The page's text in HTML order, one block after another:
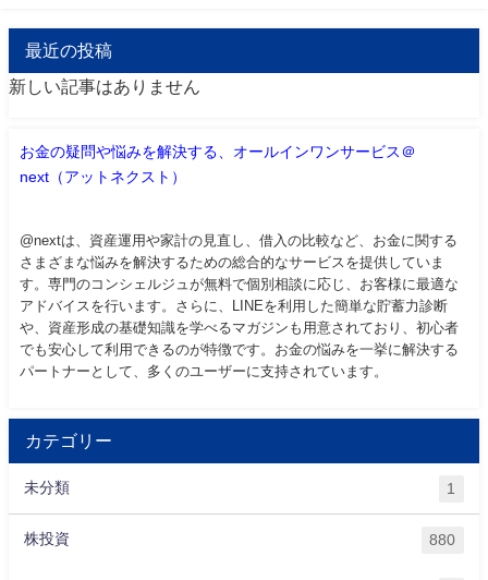
最近の投稿
新しい記事はありません
お金の疑問や悩みを解決する、オールインワンサービス＠
next（アットネクスト）
@nextは、資産運用や家計の見直し、借入の比較など、お金に関する
さまざまな悩みを解決するための総合的なサービスを提供していま
す。専門のコンシェルジュが無料で個別相談に応じ、お客様に最適な
アドバイスを行います。さらに、LINEを利用した簡単な貯蓄力診断
や、資産形成の基礎知識を学べるマガジンも用意されており、初心者
でも安心して利用できるのが特徴です。お金の悩みを一挙に解決する
パートナーとして、多くのユーザーに支持されています。
カテゴリー
未分類 1
株投資 880